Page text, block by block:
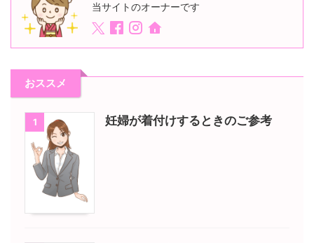
当サイトのオーナーです
おススメ
1 妊婦が着付けするときのご参考